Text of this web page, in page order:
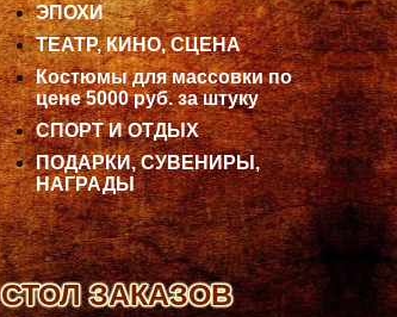
ЭПОХИ
ТЕАТР, КИНО, СЦЕНА
Костюмы для массовки по
цене 5000 руб. за штуку
СПОРТ И ОТДЫХ
ПОДАРКИ, СУВЕНИРЫ,
НАГРАДЫ
СТОЛ ЗАКАЗОВ